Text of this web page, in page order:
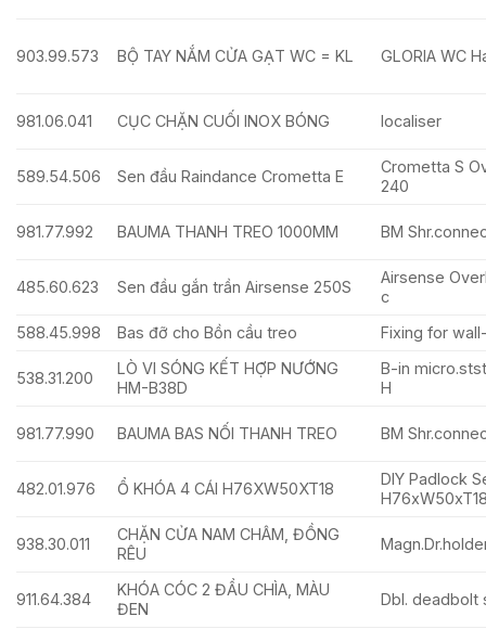
903.99.573 BỘ TAY NẮM CỬA GẠT WC = KL GLORIA WC
981.06.041 CỤC CHẶN CUỐI INOX BÓNG localiser
589.54.506 Sen đầu Raindance Crometta E
Crometta S
240
981.77.992 BAUMA THANH TREO 1000MM BM
485.60.623 Sen đầu gắn trần Airsense 250S
Airsense
c
588.45.998
Bas đỡ cho Bồn cầu treo Fixing for
538.31.200
LÒ VI SÓNG KẾT HỢP NƯỚNG
HM-B38D
B-in
H
981.77.990 BAUMA BAS NỐI THANH TREO BM
482.01.976 Ổ KHÓA 4 CÁI H76XW50XT18
DIY Padlock
938.30.011
CHẶN CỬA NAM CHÂM, ĐỒNG
RÊU
911.64.384
KHÓA CÓC 2 ĐẦU CHÌA, MÀU
ĐEN
Dbl. deadbolt